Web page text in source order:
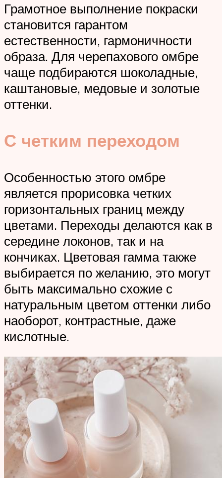
Грамотное выполнение покраски
становится гарантом
естественности, гармоничности
образа. Для черепахового омбре
чаще подбираются шоколадные,
каштановые, медовые и золотые
оттенки.
С четким переходом
Особенностью этого омбре
является прорисовка четких
горизонтальных границ между
цветами. Переходы делаются как в
середине локонов, так и на
кончиках. Цветовая гамма также
выбирается по желанию, это могут
быть максимально схожие с
натуральным цветом оттенки либо
наоборот, контрастные, даже
кислотные.